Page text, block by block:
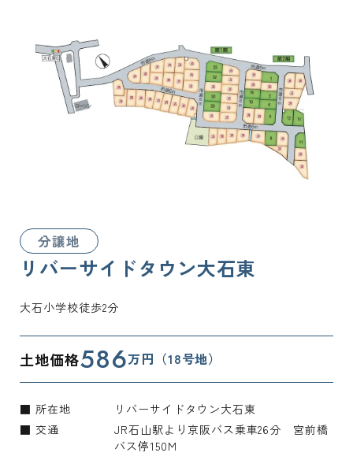
分譲地
リバーサイドタウン大石東
大石小学校徒歩2分
土地価格586万円（18号地）
■ 所在地
リバーサイドタウン大石東
■ 交通
JR石山駅より京阪バス乗車26分 宮前橋
バス停150M